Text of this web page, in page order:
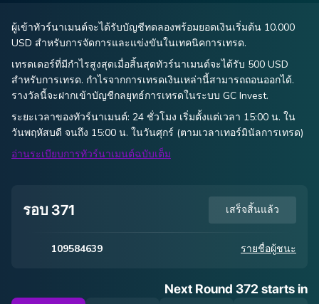
ผู้เข้าทัวร์นาเมนต์จะได้รับบัญชีทดลองพร้อมยอดเงินเริ่มต้น 10.000
USD สำหรับการจัดการและแข่งขันในเทคนิคการเทรด.
เทรดเดอร์ที่มีกำไรสูงสุดเมื่อสิ้นสุดทัวร์นาเมนต์จะได้รับ 500 USD
สำหรับการเทรด. กำไรจากการเทรดเงินเหล่านี้สามารถถอนออกได้.
รางวัลนี้จะฝากเข้าบัญชีกลยุทธ์การเทรดในระบบ GC Invest.
ระยะเวลาของทัวร์นาเมนต์: 24 ชั่วโมง เริ่มตั้งแต่เวลา 15:00 น. ใน
วันพฤหัสบดี จนถึง 15:00 น. ในวันศุกร์ (ตามเวลาเทอร์มินัลการเทรด)
อ่านระเบียบการทัวร์นาเมนต์ฉบับเต็ม
รอบ 371 เสร็จสิ้นแล้ว
109584639 รายชื่อผู้ชนะ
Next Round 372 starts in